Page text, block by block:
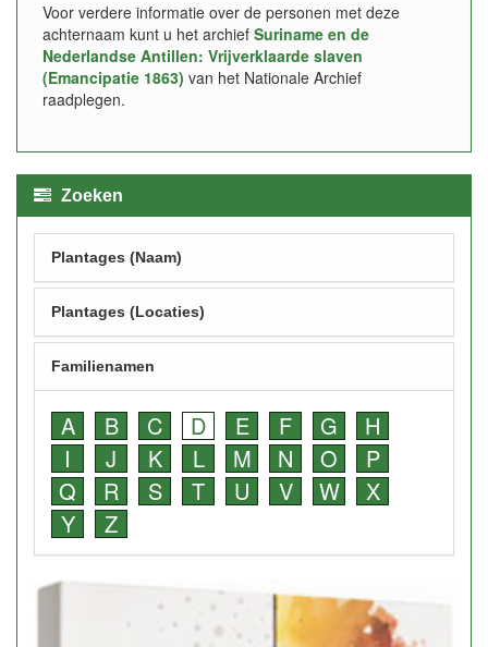
Voor verdere informatie over de personen met deze
achternaam kunt u het archief Suriname en de
Nederlandse Antillen: Vrijverklaarde slaven
(Emancipatie 1863) van het Nationale Archief
raadplegen.
Zoeken
Plantages (Naam)
Plantages (Locaties)
Familienamen
A B C D E F G
H
I
J K L M N O
P
Q
R S T U V W
X
Y
Z